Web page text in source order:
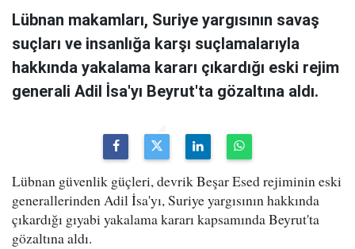
Lübnan makamları, Suriye yargısının savaş
suçları ve insanlığa karşı suçlamalarıyla
hakkında yakalama kararı çıkardığı eski rejim
generali Adil İsa'yı Beyrut'ta gözaltına aldı.
Lübnan güvenlik güçleri, devrik Beşar Esed rejiminin eski
generallerinden Adil İsa'yı, Suriye yargısının hakkında
çıkardığı gıyabi yakalama kararı kapsamında Beyrut'ta
gözaltına aldı.